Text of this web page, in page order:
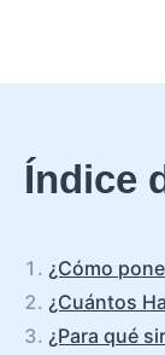
Índice
¿Cómo
¿Cuántos
¿Para qué